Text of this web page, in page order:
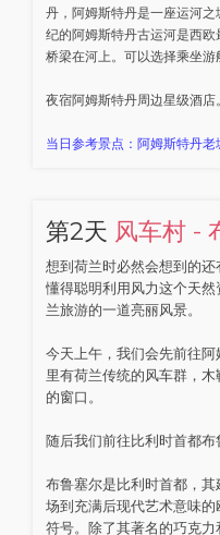
丹，阿姆斯特丹是一座运河
纪的阿姆斯特丹古运河是西
桥梁在河上。可以选择乘坐游
夜宿阿姆斯特丹周边星级酒店。
当日参考景点：阿姆斯特丹老
第2天 风车村 -
想到荷兰时必然会想到的
懂得聪明利用风力这个天
兰旅游的一道亮丽风景。
今天上午，我们会先前往
里有荷兰传统的风车群，
的窗口。
随后我们前往比利时首都布
布鲁塞尔是比利时首都，
场到充满后现代艺术意味
符号。除了其著名的巧克